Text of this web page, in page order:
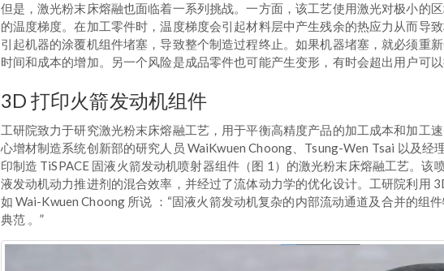
但是，激光粉末床熔融也面临着一系列挑战。一方面，该工艺使用激光对极小的
的温度梯度。在加工零件时，温度梯度会引起材料层中产生残余的热应力从而导
引起机器的涂覆机组件堵塞，导致整个制造过程终止。如果机器堵塞，就必须重
时间和成本的增加。另一个风险是成品零件也可能产生变形，有时会超出用户可以
3D 打印火箭发动机组件
工研院致力于研究激光粉末床熔融工艺，用于平衡高精度产品的加工成本和加工
心增材制造系统创新部的研究人员 WaiKwuen Choong、Tsung-Wen Tsai 以及经
印制造 TiSPACE 固液火箭发动机喷射器组件（图 1）的激光粉末床熔融工艺。该
液发动机动力推进剂的混合效率，并经过了流体动力学的优化设计。工研院利用
如 Wai-Kwuen Choong 所说 ：“固液火箭发动机复杂的内部流动通道及合并的组
典范 。”